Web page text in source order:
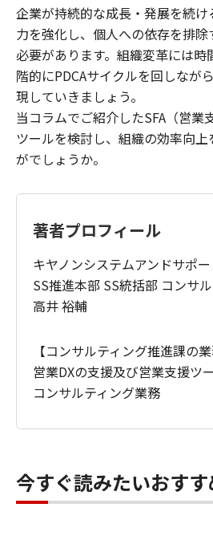
企業が持続的な成長・発展を続
力を強化し、個人への依存を排
必要があります。組織変革には時
階的にPDCAサイクルを回しなが
現していきましょう。
当コラムでご紹介したSFA（営業
ツールを検討し、組織の効率向
がでしょうか。
著者プロフィール
キヤノンシステムアンドサポ
SS推進本部 SS統括部 コンサ
高井 裕輔
【コンサルティング推進課の業
営業DXの支援及び営業支援ツ
コンサルティング業務
今すぐ読みたいおす